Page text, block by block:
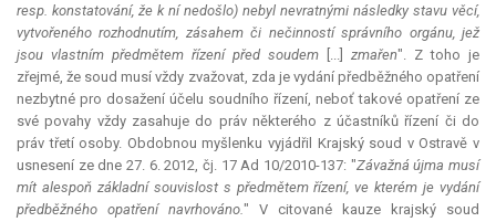
resp. konstatování, že k ní nedošlo) nebyl nevratnými následky stavu věcí,
vytvořeného rozhodnutím, zásahem či nečinností správního orgánu, jež
jsou vlastním předmětem řízení před soudem
[...] zmařen". Z toho je
zřejmé, že soud musí vždy zvažovat, zda je vydání předběžného opatření
nezbytné pro dosažení účelu soudního řízení, neboť takové opatření ze
své povahy vždy zasahuje do práv některého z účastníků řízení či do
práv třetí osoby. Obdobnou myšlenku vyjádřil Krajský soud v Ostravě v
usnesení ze dne 27. 6. 2012, čj. 17 Ad 10/2010-137: "Závažná újma musí
mít alespoň základní souvislost s předmětem řízení, ve kterém je vydání
předběžného opatření navrhováno." V citované kauze krajský soud